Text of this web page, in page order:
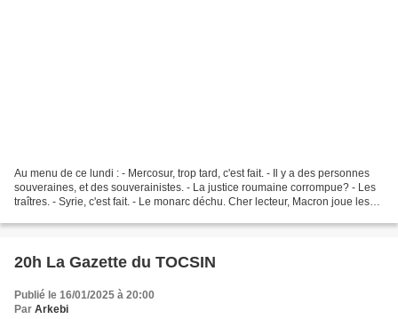
Au menu de ce lundi : - Mercosur, trop tard, c'est fait. - Il y a des personnes
souveraines, et des souverainistes. - La justice roumaine corrompue? - Les
traîtres. - Syrie, c'est fait. - Le monarc déchu. Cher lecteur, Macron joue les
20h La Gazette du TOCSIN
Publié le 16/01/2025 à 20:00
Par Arkebi